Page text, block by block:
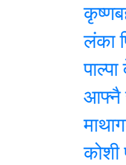
लंका
पाल्पा
आफ्नै
कोशी